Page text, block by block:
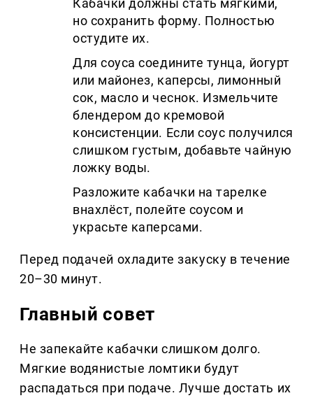
Кабачки должны стать мягкими,
но сохранить форму. Полностью
остудите их.
Для соуса соедините тунца, йогурт
или майонез, каперсы, лимонный
сок, масло и чеснок. Измельчите
блендером до кремовой
консистенции. Если соус получился
слишком густым, добавьте чайную
ложку воды.
Разложите кабачки на тарелке
внахлёст, полейте соусом и
украсьте каперсами.
Перед подачей охладите закуску в течение
20–30 минут.
Главный совет
Не запекайте кабачки слишком долго.
Мягкие водянистые ломтики будут
распадаться при подаче. Лучше достать их